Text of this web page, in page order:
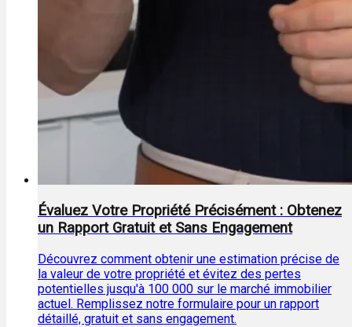
Évaluez Votre Propriété Précisément : Obtenez
un Rapport Gratuit et Sans Engagement
Découvrez comment obtenir une estimation précise de
la valeur de votre propriété et évitez des pertes
potentielles jusqu'à 100 000 sur le marché immobilier
actuel. Remplissez notre formulaire pour un rapport
détaillé, gratuit et sans engagement.